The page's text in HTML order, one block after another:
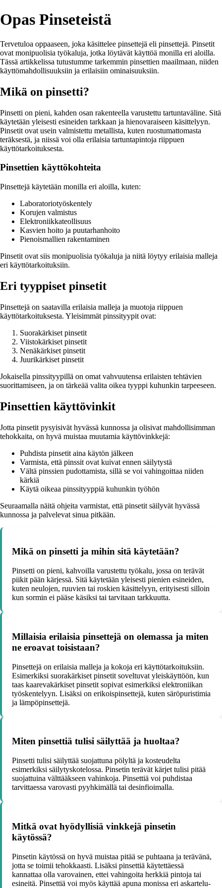
Opas Pinseteistä
Tervetuloa oppaaseen, joka käsittelee pinsettejä eli pinsettejä. Pinsetit
ovat monipuolisia työkaluja, jotka löytävät käyttöä monilla eri aloilla.
Tässä artikkelissa tutustumme tarkemmin pinsettien maailmaan, niiden
käyttömahdollisuuksiin ja erilaisiin ominaisuuksiin.
Mikä on pinsetti?
Pinsetti on pieni, kahden osan rakenteella varustettu tartuntaväline. Sitä
käytetään yleisesti esineiden tarkkaan ja hienovaraiseen käsittelyyn.
Pinsetit ovat usein valmistettu metallista, kuten ruostumattomasta
teräksestä, ja niissä voi olla erilaisia tartuntapintoja riippuen
käyttötarkoituksesta.
Pinsettien käyttökohteita
Pinsettejä käytetään monilla eri aloilla, kuten:
Laboratoriotyöskentely
Korujen valmistus
Elektroniikkateollisuus
Kasvien hoito ja puutarhanhoito
Pienoismallien rakentaminen
Pinsetit ovat siis monipuolisia työkaluja ja niitä löytyy erilaisia malleja
eri käyttötarkoituksiin.
Eri tyyppiset pinsetit
Pinsettejä on saatavilla erilaisia malleja ja muotoja riippuen
käyttötarkoituksesta. Yleisimmät pinssityypit ovat:
Suorakärkiset pinsetit
Viistokärkiset pinsetit
Nenäkärkiset pinsetit
Juurikärkiset pinsetit
Jokaisella pinssityypillä on omat vahvuutensa erilaisten tehtävien
suorittamiseen, ja on tärkeää valita oikea tyyppi kuhunkin tarpeeseen.
Pinsettien käyttövinkit
Jotta pinsetit pysyisivät hyvässä kunnossa ja olisivat mahdollisimman
tehokkaita, on hyvä muistaa muutamia käyttövinkkejä:
Puhdista pinsetit aina käytön jälkeen
Varmista, että pinssit ovat kuivat ennen säilytystä
Vältä pinssien pudottamista, sillä se voi vahingoittaa niiden
kärkiä
Käytä oikeaa pinssityyppiä kuhunkin työhön
Seuraamalla näitä ohjeita varmistat, että pinsetit säilyvät hyvässä
kunnossa ja palvelevat sinua pitkään.
Mikä on pinsetti ja mihin sitä käytetään?
Pinsetti on pieni, kahvoilla varustettu työkalu, jossa on terävät
piikit pään kärjessä. Sitä käytetään yleisesti pienien esineiden,
kuten neulojen, ruuvien tai roskien käsittelyyn, erityisesti silloin
kun sormin ei pääse käsiksi tai tarvitaan tarkkuutta.
Millaisia erilaisia pinsettejä on olemassa ja miten
ne eroavat toisistaan?
Pinsettejä on erilaisia malleja ja kokoja eri käyttötarkoituksiin.
Esimerkiksi suorakärkiset pinsetit soveltuvat yleiskäyttöön, kun
taas kaarevakärkiset pinsetit sopivat esimerkiksi elektroniikan
työskentelyyn. Lisäksi on erikoispinsettejä, kuten säröpuristimia
ja lämpöpinsettejä.
Miten pinsettiä tulisi säilyttää ja huoltaa?
Pinsetti tulisi säilyttää suojattuna pölyltä ja kosteudelta
esimerkiksi säilytyskotelossa. Pinsetin terävät kärjet tulisi pitää
suojattuina välttääkseen vahinkoja. Pinsettiä voi puhdistaa
tarvittaessa varovasti pyyhkimällä tai desinfioimalla.
Mitkä ovat hyödyllisiä vinkkejä pinsetin
käytössä?
Pinsetin käytössä on hyvä muistaa pitää se puhtaana ja terävänä,
jotta se toimii tehokkaasti. Lisäksi pinsettiä käytettäessä
kannattaa olla varovainen, ettei vahingoita herkkiä pintoja tai
esineitä. Pinsettiä voi myös käyttää apuna monissa eri askartelu-